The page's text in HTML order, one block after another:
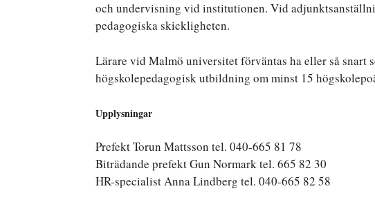
och undervisning vid institutionen. Vid
pedagogiska skickligheten.
Lärare vid Malmö universitet förväntas ha eller så snart
högskolepedagogisk utbildning om minst 15
Upplysningar
Prefekt Torun Mattsson tel. 040-665 81 78
Biträdande prefekt Gun Normark tel. 665 82 30
HR-specialist Anna Lindberg tel. 040-665 82 58